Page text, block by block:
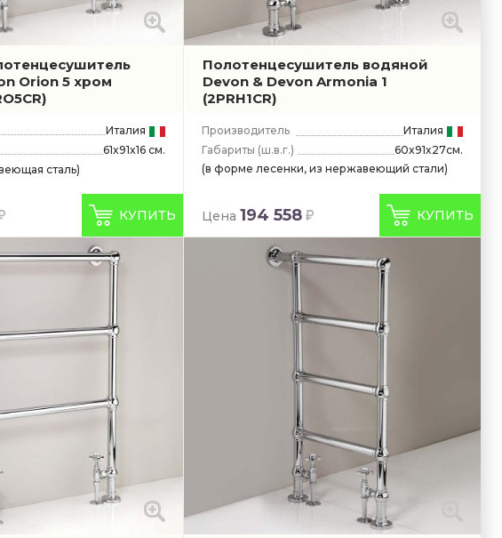
Orion 5 хром
Италия
61x91x16 см.
сталь)
КУПИТЬ
Полотенцесушитель водяной
Devon & Devon Armonia 1
(2PRH1CR)
Производитель
Италия
Габариты (ш.в.г.)
60x91x27см.
(в форме лесенки, из нержавеющий стали)
Цена 194 558 КУПИТЬ